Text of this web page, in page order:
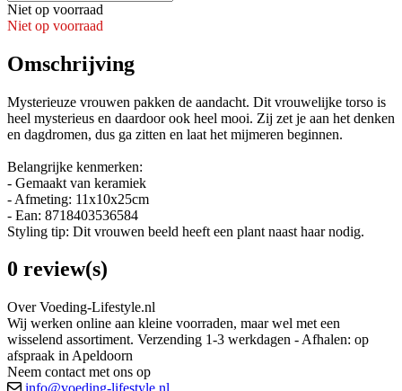
Niet op voorraad
Niet op voorraad
Omschrijving
Mysterieuze vrouwen pakken de aandacht. Dit vrouwelijke torso is
heel mysterieus en daardoor ook heel mooi. Zij zet je aan het denken
en dagdromen, dus ga zitten en laat het mijmeren beginnen.
Belangrijke kenmerken:
- Gemaakt van keramiek
- Afmeting: 11x10x25cm
- Ean: 8718403536584
Styling tip: Dit vrouwen beeld heeft een plant naast haar nodig.
0 review(s)
Over Voeding-Lifestyle.nl
Wij werken online aan kleine voorraden, maar wel met een
wisselend assortiment. Verzending 1-3 werkdagen - Afhalen: op
afspraak in Apeldoorn
Neem contact met ons op